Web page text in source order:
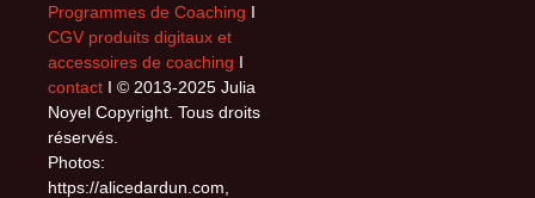
Programmes de Coaching I
CGV produits digitaux et
accessoires de coaching I
contact I © 2013-2025 Julia
Noyel Copyright. Tous droits
réservés.
Photos:
https://alicedardun.com,